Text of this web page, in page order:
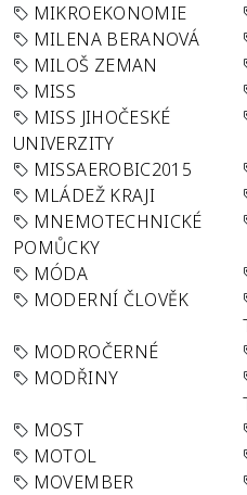
MIKROEKONOMIE
MILENA BERANOVÁ
MILOŠ ZEMAN
MISS
MISS JIHOČESKÉ
UNIVERZITY
MISSAEROBIC2015
MLÁDEŽ KRAJI
MNEMOTECHNICKÉ
POMŮCKY
MÓDA
MODERNÍ ČLOVĚK
MODROČERNÉ
MODŘINY
MOST
MOTOL
MOVEMBER